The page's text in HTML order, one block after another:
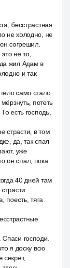
бесстрастная
не холодно, не
согрешил.
не то,
жил Адам в
и так
само стало
потеть
есть господь,
страсти, в том
да, так спал
уже
он спал, пока
40 дней там
поесть, тяга
господи.
я доску всю
секрет,